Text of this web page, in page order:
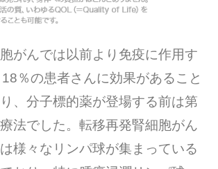
がんでは以前より免疫に作用す
％の患者さんに効果があること
、分子標的薬が登場する前は第
法でした。転移再発腎細胞がん
様々なリンパ球が集まっている